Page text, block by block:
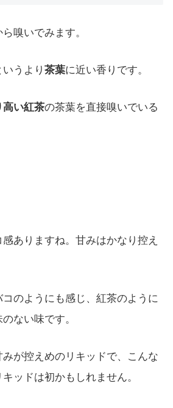
嗅いでみます。
うより 茶葉に近い香りです。
高い紅茶の茶葉を直接嗅いでいる
ありますね。甘みはかなり控え
のようにも感じ、紅茶のように
ない味です。
みが控えめのリキッドで、こんな
ッドは初かもしれません。